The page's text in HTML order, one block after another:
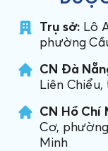
Trụ sở: Lô
phường
CN Đà
Liên
CN Hồ Chí
Cơ,
Minh